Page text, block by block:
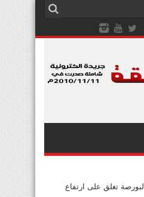
البورصة تغلق على ارتفاع